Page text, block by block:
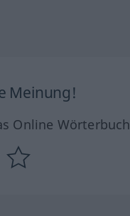
Meinung!
Online